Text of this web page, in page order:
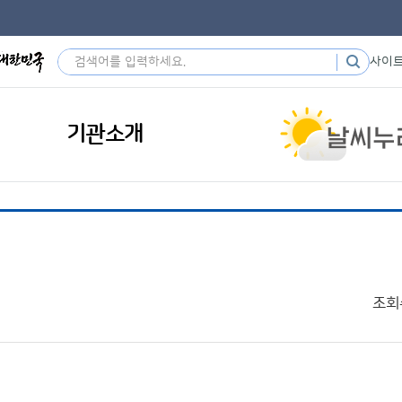
사이
기관소개
조회